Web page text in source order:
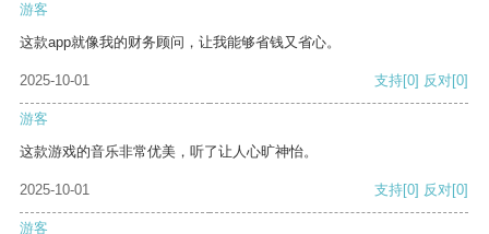
游客
这款app就像我的财务顾问，让我能够省钱又省心。
2025-10-01 支持[0] 反对[0]
游客
这款游戏的音乐非常优美，听了让人心旷神怡。
2025-10-01 支持[0] 反对[0]
游客